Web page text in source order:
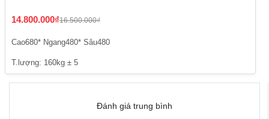
14.800.000₫16.500.000₫
Cao680* Ngang480* Sâu480
T.lượng: 160kg ± 5
Đánh giá trung bình